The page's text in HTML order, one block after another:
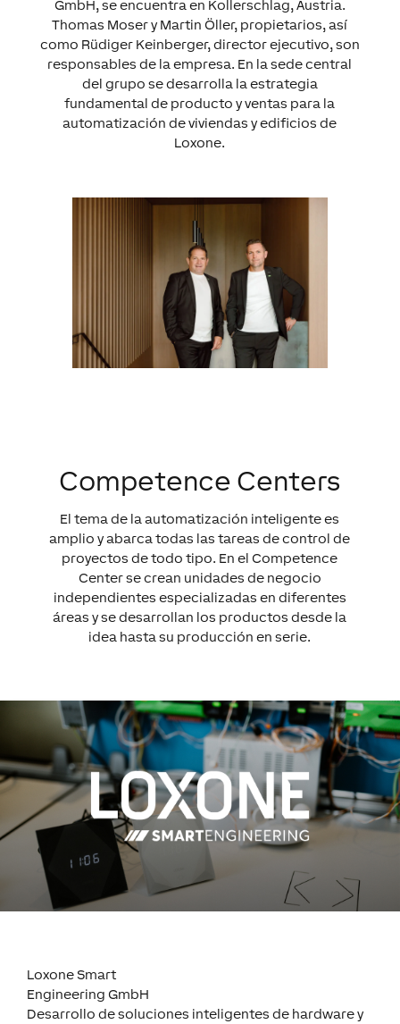
GmbH, se encuentra en Kollerschlag, Austria.
Thomas Moser y Martin Öller, propietarios, así
como Rüdiger Keinberger, director ejecutivo, son
responsables de la empresa. En la sede central
del grupo se desarrolla la estrategia
fundamental de producto y ventas para la
automatización de viviendas y edificios de
Loxone.
Competence Centers
El tema de la automatización inteligente es
amplio y abarca todas las tareas de control de
proyectos de todo tipo. En el Competence
Center se crean unidades de negocio
independientes especializadas en diferentes
áreas y se desarrollan los productos desde la
idea hasta su producción en serie.
Loxone Smart
Engineering GmbH
Desarrollo de soluciones inteligentes de hardware y